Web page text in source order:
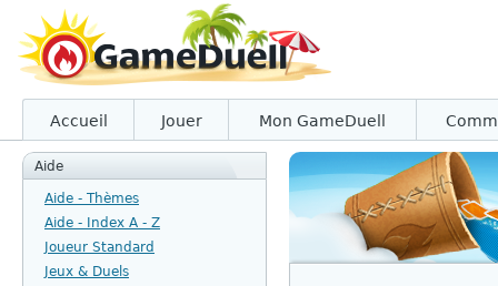
Accueil Jouer Mon GameDuell
Aide
Aide - Thèmes
Aide - Index A - Z
Joueur Standard
Jeux & Duels